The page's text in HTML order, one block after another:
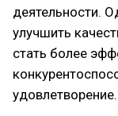
деятельности.
улучшить
стать более
удовлетворение.